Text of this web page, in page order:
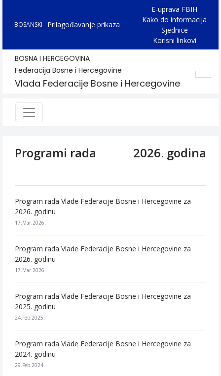
BOSANSKI Prilagođavanje prikaza
E-uprava FBIH
Kako do informacija
Sjednice
Korisni linkovi
BOSNA I HERCEGOVINA
Federacija Bosne i Hercegovine
Vlada Federacije Bosne i Hercegovine
Programi rada 2026. godina
Program rada Vlade Federacije Bosne i Hercegovine za
2026. godinu
17.Mar.2026.
Program rada Vlade Federacije Bosne i Hercegovine za
2026. godinu
17.Mar.2026.
Program rada Vlade Federacije Bosne i Hercegovine za
2025. godinu
24.Feb.2025.
Program rada Vlade Federacije Bosne i Hercegovine za
2024. godinu
29.Feb.2024.